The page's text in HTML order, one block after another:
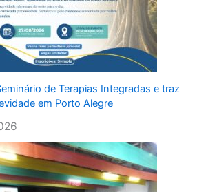
de Terapias Integradas e traz
em Porto Alegre